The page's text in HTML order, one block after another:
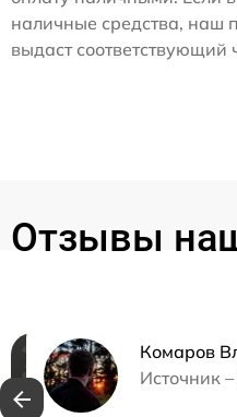
наличные средства, наш
выдаст соответствующий
Отзывы
Комаров
Источник –
Нужна